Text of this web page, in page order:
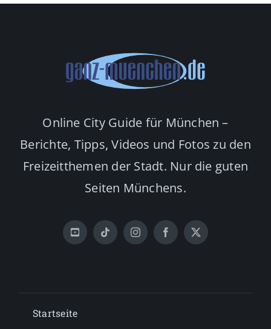
Online City Guide für München –
Berichte, Tipps, Videos und Fotos zu den
Freizeitthemen der Stadt. Nur die guten
Seiten Münchens.
Startseite